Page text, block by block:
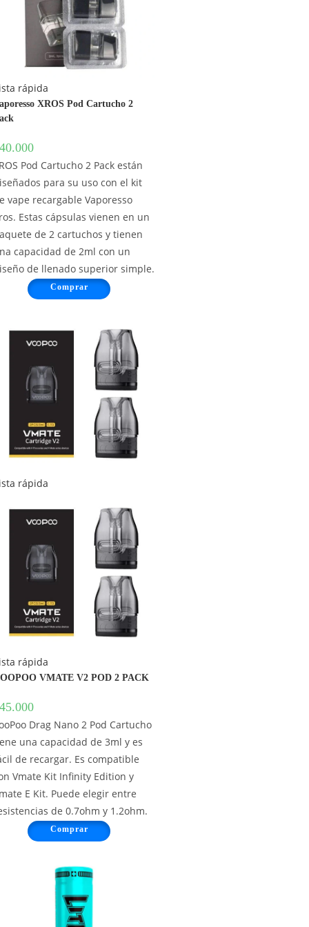
rápida
XROS Pod Cartucho 2
40.000
Pod Cartucho 2 Pack están
para su uso con el kit
vape recargable Vaporesso
Estas cápsulas vienen en un
de 2 cartuchos y tienen
capacidad de 2ml con un
de llenado superior simple.
Comprar
rápida
rápida
VMATE V2 POD 2 PACK
45.000
Drag Nano 2 Pod Cartucho
una capacidad de 3ml y es
de recargar. Es compatible
Vmate Kit Infinity Edition y
E Kit. Puede elegir entre
de 0.7ohm y 1.2ohm.
Comprar